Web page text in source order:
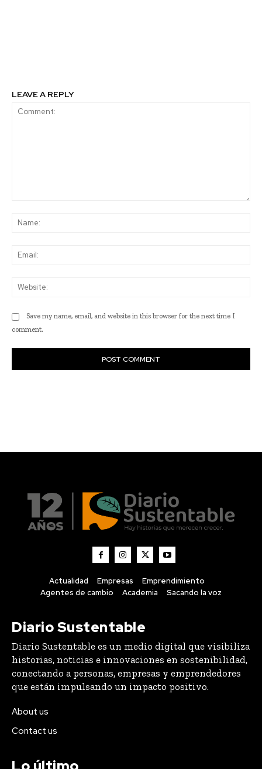
Actualidad Empresas
Emprendimiento
Agentes de cambio
Academia Sacando la voz
Diario Sustentable
Diario Sustentable es un medio digital que visibiliza
historias, noticias e innovaciones en sostenibilidad,
conectando a personas, empresas y emprendedores
que están impulsando un impacto positivo.
About us
Contact us